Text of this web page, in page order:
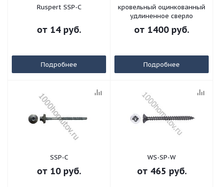
Ruspert SSP-C
от 14 руб.
Подробнее
кровельный оцинкованный
удлиненное сверло
от 1400 руб.
Подробнее
SSP-C
от 10 руб.
WS-SP-W
от 465 руб.